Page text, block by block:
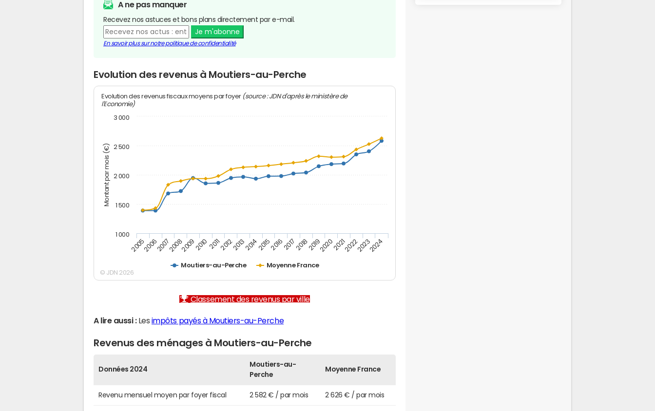
A ne pas manquer
Recevez nos astuces et bons plans directement par e-mail.
Je m'abonne
En savoir plus sur notre politique de confidentialité
Evolution des revenus à Moutiers-au-Perche
Montant par mois (€)
Evolution des revenus fiscaux moyens par foyer (source : JDN d'après le ministère de
l'Economie)
Moutiers-au-Perche Moyenne France
200520062007200820092010 20112012201320142015201620172018201920202021202220232024
1 000
1 500
2 000
2 500
3 000
© JDN 2026
Classement des revenus par ville
A lire aussi :Les impôts payés à Moutiers-au-Perche
Revenus des ménages à Moutiers-au-Perche
Données 2024
Moutiers-au-
Perche
Moyenne France
Revenu mensuel moyen par foyer fiscal 2 582 € / par mois 2 626 € / par mois